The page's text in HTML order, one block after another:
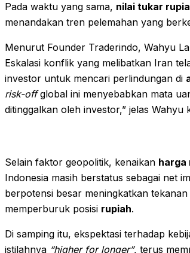
Pada waktu yang sama, nilai tukar
menandakan tren pelemahan yang
Menurut Founder Traderindo, Wahyu
Eskalasi konflik yang melibatkan Iran
investor untuk mencari perlindungan di
risk-offglobal ini menyebabkan mata
ditinggalkan oleh investor,” jelas Wahyu
Selain faktor geopolitik, kenaikan harga
Indonesia masih berstatus sebagai net
berpotensi besar meningkatkan
memperburuk posisi rupiah.
Di samping itu, ekspektasi terhadap
istilahnya “higher for longer”, terus